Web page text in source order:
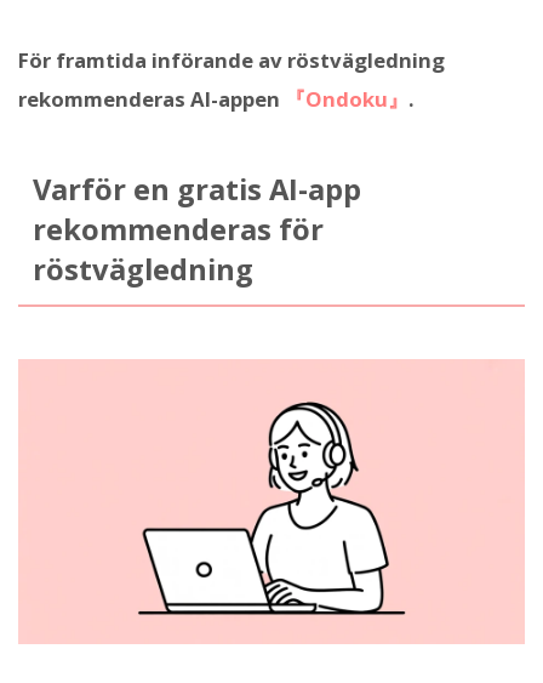
För framtida införande av röstvägledning
rekommenderas AI-appen
『Ondoku』 .
Varför en gratis AI-app
rekommenderas för
röstvägledning